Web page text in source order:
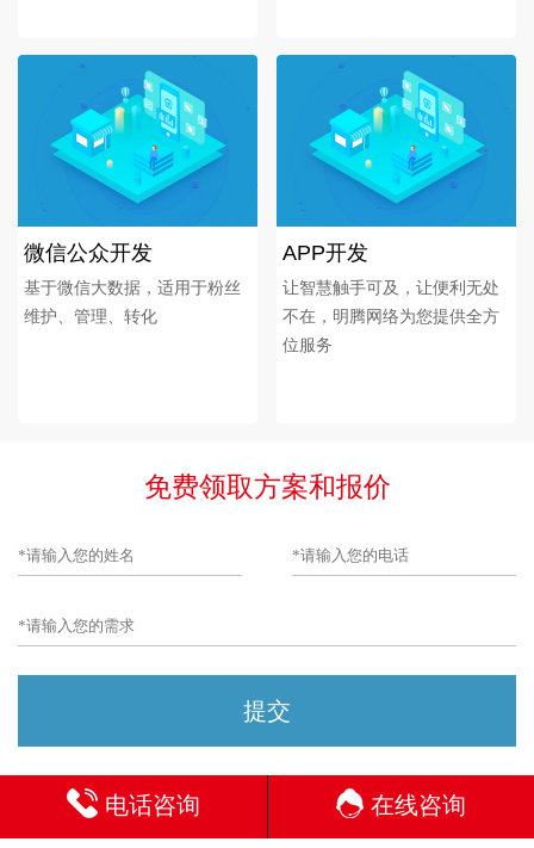
微信公众开发
基于微信大数据，适用于粉丝
维护、管理、转化
APP开发
让智慧触手可及，让便利无处
不在，明腾网络为您提供全方
位服务
免费领取方案和报价
电话咨询 在线咨询